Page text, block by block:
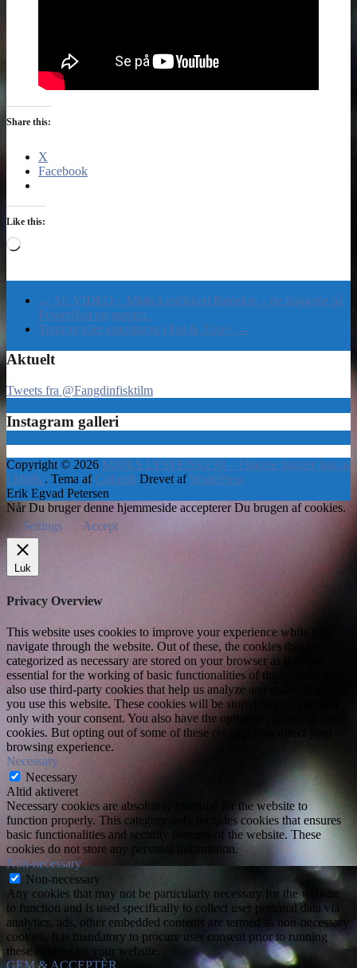
Share this:
X
Facebook
Like this:
Loading…
← SE VIDEO – Mjøls Lystfiskeri Rødekro – de huggede på
PowerBait og gummi..
Trekrog eller enkeltkrog i Put & Take? →
Aktuelt
Tweets fra @Fangdinfisktilm
Instagram galleri
Copyright © 2026 MJØLS LYSTFISKERI – Fiskene hugger hos os
i Mjøls . Tema af Colorlib Drevet afWordPress
Erik Egvad Petersen
Når Du bruger denne hjemmeside accepterer Du brugen af cookies.
Settings
Accept
Luk
Privacy Overview
This website uses cookies to improve your experience while you
navigate through the website. Out of these, the cookies that are
categorized as necessary are stored on your browser as they are
essential for the working of basic functionalities of the website. We
also use third-party cookies that help us analyze and understand how
you use this website. These cookies will be stored in your browser
only with your consent. You also have the option to opt-out of these
cookies. But opting out of some of these cookies may affect your
browsing experience.
Necessary
Necessary
Altid aktiveret
Necessary cookies are absolutely essential for the website to
function properly. This category only includes cookies that ensures
basic functionalities and security features of the website. These
cookies do not store any personal information.
Non-necessary
Non-necessary
Any cookies that may not be particularly necessary for the website
to function and is used specifically to collect user personal data via
analytics, ads, other embedded contents are termed as non-necessary
cookies. It is mandatory to procure user consent prior to running
these cookies on your website.
GEM & ACCEPTÈR